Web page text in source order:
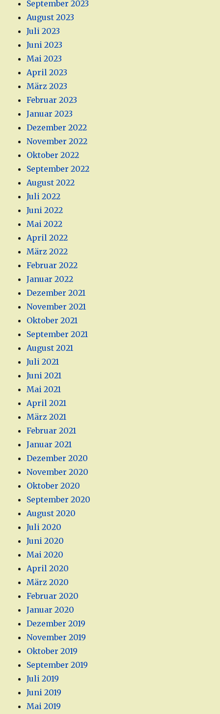
September 2023
August 2023
Juli 2023
Juni 2023
Mai 2023
April 2023
März 2023
Februar 2023
Januar 2023
Dezember 2022
November 2022
Oktober 2022
September 2022
August 2022
Juli 2022
Juni 2022
Mai 2022
April 2022
März 2022
Februar 2022
Januar 2022
Dezember 2021
November 2021
Oktober 2021
September 2021
August 2021
Juli 2021
Juni 2021
Mai 2021
April 2021
März 2021
Februar 2021
Januar 2021
Dezember 2020
November 2020
Oktober 2020
September 2020
August 2020
Juli 2020
Juni 2020
Mai 2020
April 2020
März 2020
Februar 2020
Januar 2020
Dezember 2019
November 2019
Oktober 2019
September 2019
Juli 2019
Juni 2019
Mai 2019